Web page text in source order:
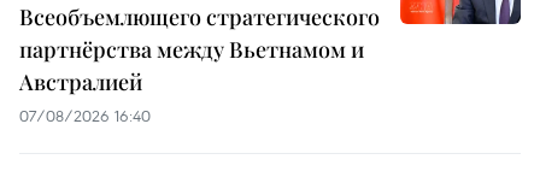
Всеобъемлющего стратегического
партнёрства между Вьетнамом и
Австралией
07/08/2026 16:40